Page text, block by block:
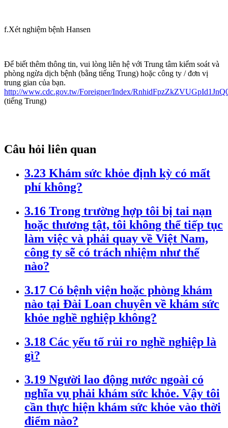
f.Xét nghiệm bệnh Hansen
Để biết thêm thông tin, vui lòng liên hệ với Trung tâm kiểm soát và
phòng ngừa dịch bệnh (bằng tiếng Trung) hoặc công ty / đơn vị
trung gian của bạn.
http://www.cdc.gov.tw/Foreigner/Index/
(tiếng Trung)
Câu hỏi liên quan
3.23 Khám sức khỏe định kỳ có mất
phí không?
3.16 Trong trường hợp tôi bị tai nạn
hoặc thương tật, tôi không thể tiếp tục
làm việc và phải quay về Việt Nam,
công ty sẽ có trách nhiệm như thế
nào?
3.17 Có bệnh viện hoặc phòng khám
nào tại Đài Loan chuyên về khám sức
khỏe nghề nghiệp không?
3.18 Các yếu tố rủi ro nghề nghiệp là
gì?
3.19 Người lao động nước ngoài có
nghĩa vụ phải khám sức khỏe. Vậy tôi
cần thực hiện khám sức khỏe vào thời
điểm nào?